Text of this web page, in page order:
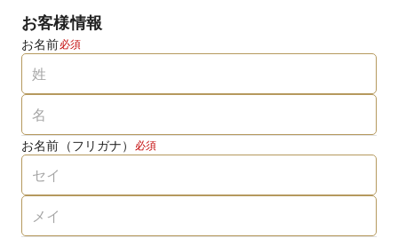
お客様情報
お名前必須
お名前（フリガナ） 必須